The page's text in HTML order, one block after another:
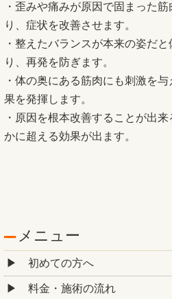
・歪みや痛みが原因で固まった
り、症状を改善させます。
・整えたバランスが本来の姿だ
り、再発を防ぎます。
・体の奥にある筋肉にも刺激を
果を発揮します。
・原因を根本改善することが出
かに超える効果が出ます。
メニュー
初めての方へ
料金・施術の流れ